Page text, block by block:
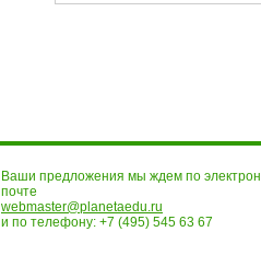
Ваши предложения мы ждем по
почте
webmaster@planetaedu.ru
и по телефону: +7 (495) 545 63 67